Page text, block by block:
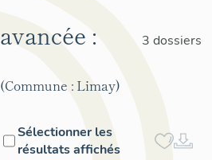
avancée :
3 dossiers
(Commune : Limay)
Sélectionner les
résultats affichés